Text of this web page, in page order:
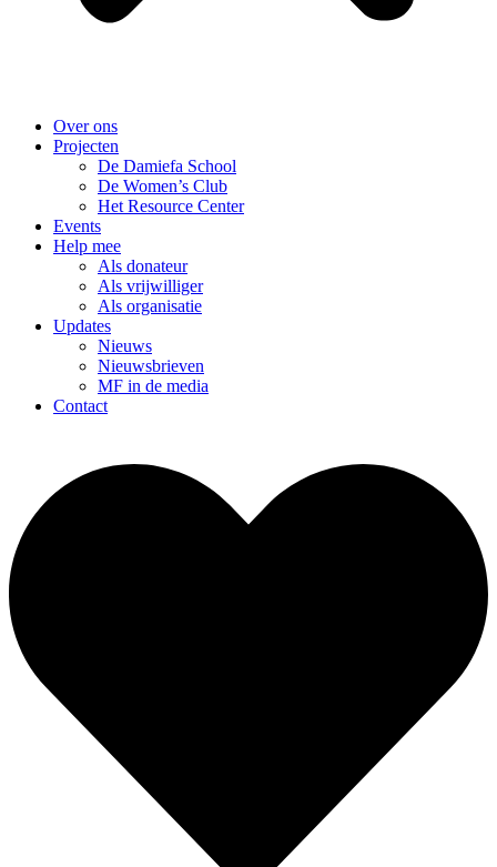
Over ons
Projecten
De Damiefa School
De Women’s Club
Het Resource Center
Events
Help mee
Als donateur
Als vrijwilliger
Als organisatie
Updates
Nieuws
Nieuwsbrieven
MF in de media
Contact